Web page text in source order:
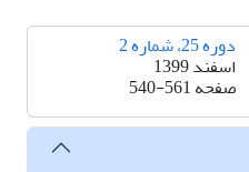
دوره 25، شماره 2
اسفند 1399
صفحه540-561